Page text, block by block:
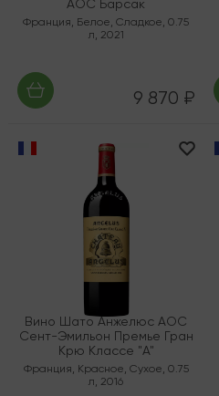
AOC Барсак
Франция, Белое,Сладкое,0.75
л, 2021
9 870 ₽
Вино Шато Анжелюс AOC
Сент-Эмильон Премье Гран
Крю Классе "А"
Франция, Красное, Сухое, 0.75
л, 2016